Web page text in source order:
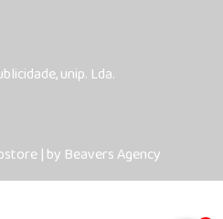
unip. Lda.
| by Beavers Agency